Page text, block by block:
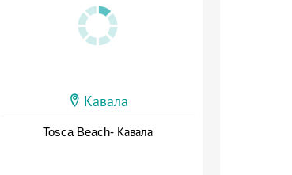
Кавала
Tosca Beach- Кавала